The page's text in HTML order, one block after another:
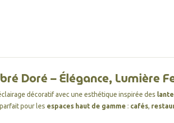
Doré – Élégance, Lumière
décoratif avec une esthétique inspirée des
pour les espaces haut de gamme : cafés,